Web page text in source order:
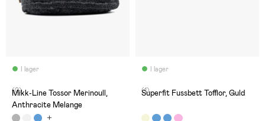
I lager
(0)
Mikk-Line Tossor Merinoull,
Anthracite Melange
I lager
(1)
Superfit Fussbett Tofflor, Guld